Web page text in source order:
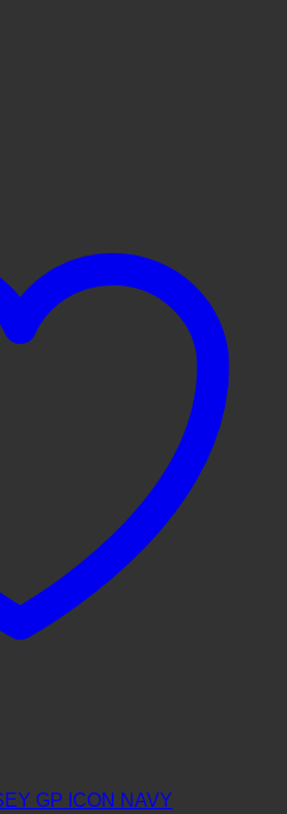
GP ICON NAVY